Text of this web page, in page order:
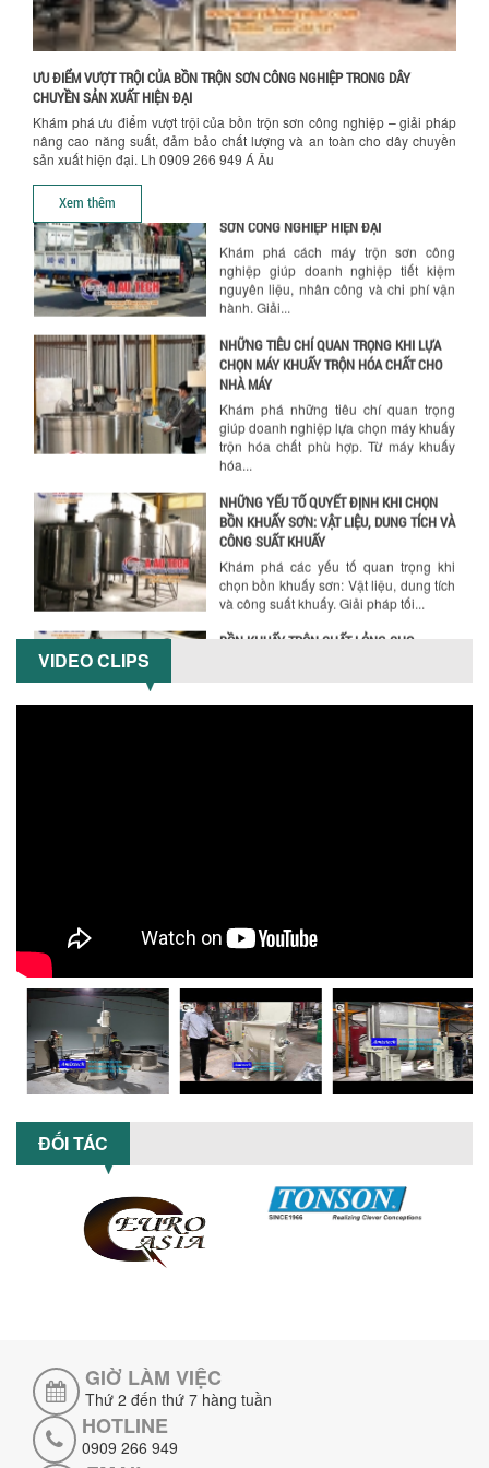
Hướng dẫn thanh toán mua hàng
ƯU ĐIỂM VƯỢT TRỘI CỦA BỒN TRỘN SƠN CÔNG NGHIỆP TRONG DÂY
CHUYỀN SẢN XUẤT HIỆN ĐẠI
Khám phá ưu điểm vượt trội của bồn trộn sơn công nghiệp – giải pháp
nâng cao năng suất, đảm bảo chất lượng và an toàn cho dây chuyền
sản xuất hiện đại. Lh 0909 266 949 Á Âu
Xem thêm
Ưu đãi đặc biệt: Giá máy khuấy sơn
công nghiệp giảm sốc lên đến 20%.
Tiết kiệm chi phí, nhận ngay máy
khuấy...
SƠN CÔNG NGHIỆP HIỆN ĐẠI
Khám phá cách máy trộn sơn công
NHỮNG TIÊU CHÍ QUAN TRỌNG KHI LỰA
CHỌN MÁY KHUẤY TRỘN HÓA CHẤT CHO
NHÀ MÁY
Khám phá những tiêu chí quan trọng
giúp doanh nghiệp lựa chọn máy khuấy
trộn hóa chất phù hợp. Từ máy khuấy
hóa...
NHỮNG YẾU TỐ QUYẾT ĐỊNH KHI CHỌN
BỒN KHUẤY SƠN: VẬT LIỆU, DUNG TÍCH VÀ
CÔNG SUẤT KHUẤY
Khám phá các yếu tố quan trọng khi
chọn bồn khuấy sơn: Vật liệu, dung tích
và công suất khuấy. Giải pháp tối...
BỒN KHUẤY TRỘN CHẤT LỎNG CHO
NGÀNH HÓA CHẤT: NHỮNG YẾU TỐ QUYẾT
ĐỊNH CHẤT LƯỢNG SẢN PHẨM CUỐI
CÙNG
Khám phá những yếu tố quan trọng
TỐI ƯU CHI PHÍ ĐẦU TƯ NHỜ LỰA CHỌN
nén – Giải pháp an toàn, tiết kiệm, bền
bỉ cho sản xuất sơn công nghiệp...
CÓ NÊN ĐẦU TƯ MÁY NGHIỀN DUNG MÔI
GIÁ RẺ CHO NGÀNH HÓA CHẤT?
Máy nghiền dung môi giá rẻ có thực sự
phù hợp với ngành hóa chất? Bài viết
phân tích ưu, nhược điểm của máy...
lượng, tiết kiệm chi phí, tăng năng
NHỮNG LỖI THƯỜNG GẶP KHI VẬN HÀNH
MÁY KHUẤY SƠN NÂNG KHÍ VÀ CÁCH
VIDEO CLIPS
ĐỐI TÁC
GIỜ LÀM VIỆC
Thứ 2 đến thứ 7 hàng tuần
HOTLINE
0909 266 949